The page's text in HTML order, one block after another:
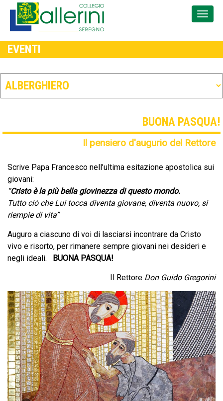
EVENTI
BUONA PASQUA!
Il pensiero d'augurio del Rettore
Scrive Papa Francesco nell’ultima esitazione apostolica sui
giovani:
“Cristo è la più bella giovinezza di questo mondo.
Tutto ciò che Lui tocca diventa giovane, diventa nuovo, si
riempie di vita”
Auguro a ciascuno di voi di lasciarsi incontrare da Cristo
vivo e risorto, per rimanere sempre giovani nei desideri e
negli ideali. BUONA PASQUA!
Il Rettore Don Guido Gregorini